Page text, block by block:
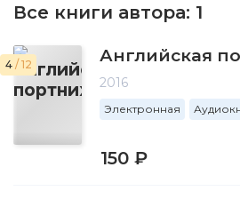
Все книги автора: 1
4 / 12 Английская
2016
Электронная
150 ₽